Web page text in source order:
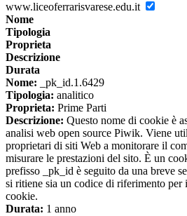
www.liceoferrarisvarese.edu.it
Nome
Tipologia
Proprieta
Descrizione
Durata
Nome: _pk_id.1.6429
Tipologia: analitico
Proprieta: Prime Parti
Descrizione: Questo nome di cookie è
analisi web open source Piwik. Viene
proprietari di siti Web a monitorare il
misurare le prestazioni del sito. È un
prefisso _pk_id è seguito da una breve
si ritiene sia un codice di riferimento
cookie.
Durata: 1 anno